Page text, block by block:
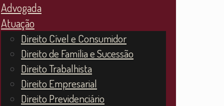
Advogada
Atuação
Direito Cível e Consumidor
Direito de Família e Sucessão
Direito Trabalhista
Direito Empresarial
Direito Previdenciário